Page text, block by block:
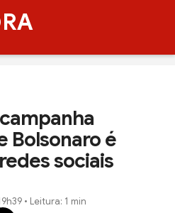
RA
Bolsonaro é
sociais
• Leitura: 1 min